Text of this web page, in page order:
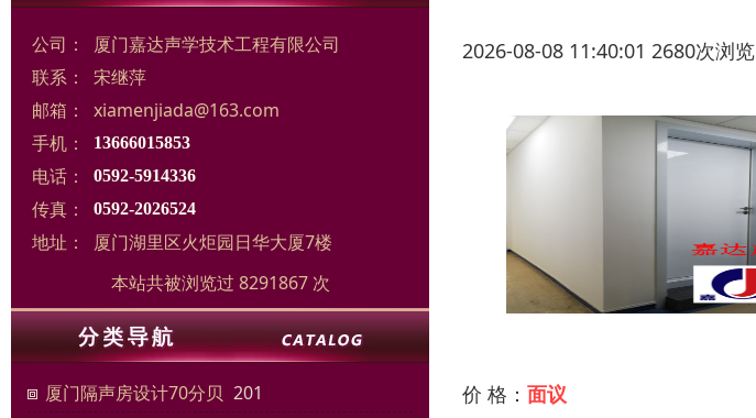
公司：
厦门嘉达声学技术工程有限公司
联系：
宋继萍
邮箱：
xiamenjiada@163.com
手机：
13666015853
电话： 0592-5914336
传真： 0592-2026524
地址：
厦门湖里区火炬园日华大厦7楼
本站共被浏览过 8291867 次
厦门隔声房设计70分贝 201
2026-08-08 11:40:01 2680次浏览
价 格： 面议